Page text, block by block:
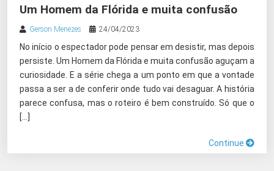
Um Homem da Flórida e muita confusão
Gerson Menezes 24/04/2023
No início o espectador pode pensar em desistir, mas depois
persiste. Um Homem da Flórida e muita confusão aguçam a
curiosidade. E a série chega a um ponto em que a vontade
passa a ser a de conferir onde tudo vai desaguar. A história
parece confusa, mas o roteiro é bem construído. Só que o
[…]
Continue